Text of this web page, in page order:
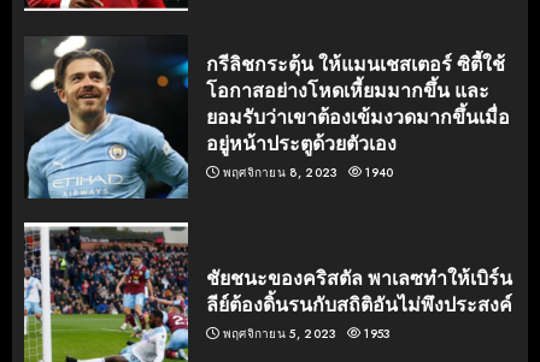
กรีลิชกระตุ้น ให้แมนเชสเตอร์ ซิตี้ใช้
โอกาสอย่างโหดเหี้ยมมากขึ้น และ
ยอมรับว่าเขาต้องเข้มงวดมากขึ้นเมื่อ
อยู่หน้าประตูด้วยตัวเอง
พฤศจิกายน 8, 2023 1940
ชัยชนะของคริสตัล พาเลซทำให้เบิร์น
ลีย์ต้องดิ้นรนกับสถิติอันไม่พึงประสงค์
พฤศจิกายน 5, 2023 1953